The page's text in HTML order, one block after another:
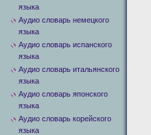
языка
Аудио словарь немецкого
языка
Аудио словарь испанского
языка
Аудио словарь итальянского
языка
Аудио словарь японского
языка
Аудио словарь корейского
языка